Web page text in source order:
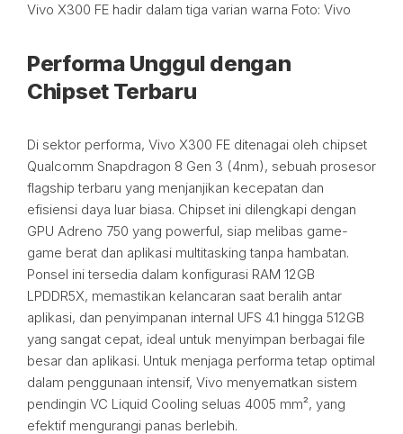
Vivo X300 FE hadir dalam tiga varian warna Foto: Vivo
Performa Unggul dengan
Chipset Terbaru
Di sektor performa, Vivo X300 FE ditenagai oleh chipset
Qualcomm Snapdragon 8 Gen 3 (4nm), sebuah prosesor
flagship terbaru yang menjanjikan kecepatan dan
efisiensi daya luar biasa. Chipset ini dilengkapi dengan
GPU Adreno 750 yang powerful, siap melibas game-
game berat dan aplikasi multitasking tanpa hambatan.
Ponsel ini tersedia dalam konfigurasi RAM 12GB
LPDDR5X, memastikan kelancaran saat beralih antar
aplikasi, dan penyimpanan internal UFS 4.1 hingga 512GB
yang sangat cepat, ideal untuk menyimpan berbagai file
besar dan aplikasi. Untuk menjaga performa tetap optimal
dalam penggunaan intensif, Vivo menyematkan sistem
pendingin VC Liquid Cooling seluas 4005 mm², yang
efektif mengurangi panas berlebih.